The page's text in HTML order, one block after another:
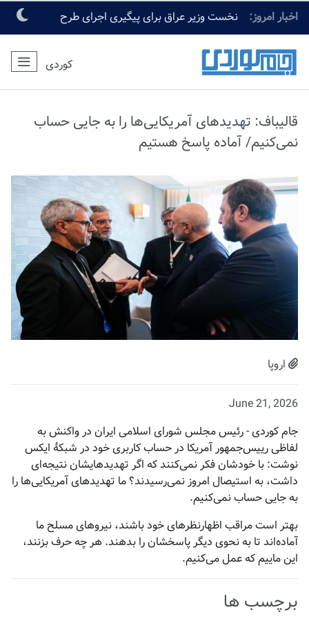
اخبار امروز:
نخست وزیر عراق برای پیگیری اجرای طرح
جامع زیارت اربعین وارد کربلا شد
کوردی
قالیباف: تهدیدهای آمریکایی‌ها را به جایی حساب
نمی‌کنیم/ آماده پاسخ هستیم
اروپا
June 21, 2026
جام کوردی - رئیس مجلس شورای اسلامی ایران در واکنش به
لفاظی رییس‌جمهور آمریکا در حساب کاربری خود در شبکهٔ ایکس
نوشت: با خودشان فکر نمی‌کنند که اگر تهدیدهایشان نتیجه‌ای
داشت، به استیصال امروز نمی‌رسیدند؟ ما تهدیدهای آمریکایی‌ها را
به جایی حساب نمی‌کنیم.
بهتر است مراقب اظهارنظرهای خود باشند، نیروهای مسلح ما
آماده‌اند تا به نحوی دیگر پاسخشان را بدهند. هر چه حرف بزنند،
این ماییم که عمل می‌کنیم.
برچسب ها